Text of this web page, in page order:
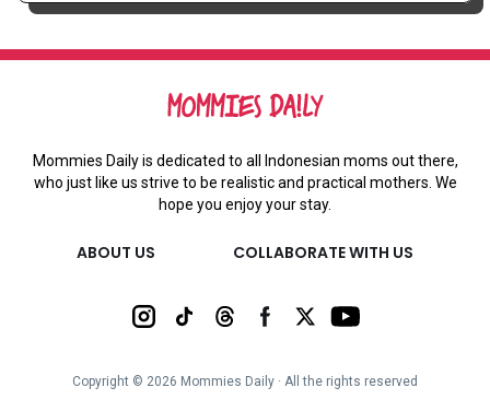
Mommies Daily is dedicated to all Indonesian moms out there,
who just like us strive to be realistic and practical mothers. We
hope you enjoy your stay.
ABOUT US COLLABORATE WITH US
Copyright © 2026 Mommies Daily ∙ All the rights reserved